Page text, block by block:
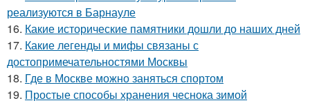
реализуются в Барнауле
16. Какие исторические памятники дошли до наших дней
17. Какие легенды и мифы связаны с
достопримечательностями Москвы
18. Где в Москве можно заняться спортом
19. Простые способы хранения чеснока зимой